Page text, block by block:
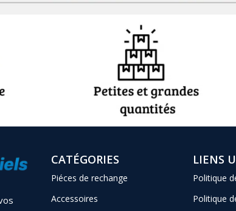
CATÉGORIES
Piéces de rechange
Accessoires
LIENS
Politique
Politique